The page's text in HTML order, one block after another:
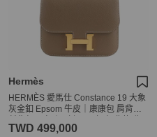
Hermès
HERMÈS 愛馬仕 Constance 19 大象
灰金釦 Epsom 牛皮｜康康包 肩背包
藏款｜KÉSH 凱仕精品
TWD 499,000